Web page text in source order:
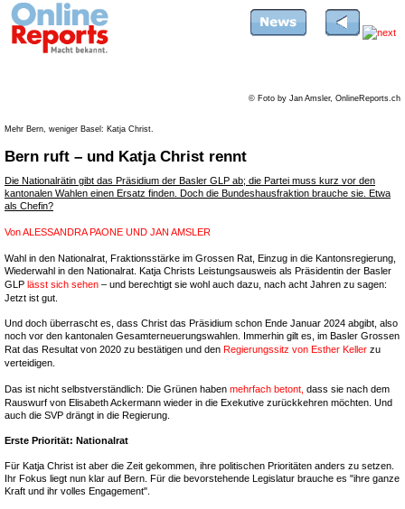
© Foto by Jan Amsler, OnlineReports.ch
Mehr Bern, weniger Basel: Katja Christ.
Bern ruft – und Katja Christ rennt
Die Nationalrätin gibt das Präsidium der Basler GLP ab; die Partei muss kurz vor den
kantonalen Wahlen einen Ersatz finden. Doch die Bundeshausfraktion brauche sie. Etwa
als Chefin?
VonALESSANDRA PAONE UND JAN AMSLER
Wahl in den Nationalrat, Fraktionsstärke im Grossen Rat, Einzug in die Kantonsregierung,
Wiederwahl in den Nationalrat. Katja Christs Leistungsausweis als Präsidentin der Basler
GLP lässt sich sehen – und berechtigt sie wohl auch dazu, nach acht Jahren zu sagen:
Jetzt ist gut.
Und doch überrascht es, dass Christ das Präsidium schon Ende Januar 2024 abgibt, also
noch vor den kantonalen Gesamterneuerungswahlen. Immerhin gilt es, im Basler Grossen
Rat das Resultat von 2020 zu bestätigen und den Regierungssitz von Esther Keller zu
verteidigen.
Das ist nicht selbstverständlich: Die Grünen haben mehrfach betont, dass sie nach dem
Rauswurf von Elisabeth Ackermann wieder in die Exekutive zurückkehren möchten. Und
auch die SVP drängt in die Regierung.
Erste Priorität: Nationalrat
Für Katja Christ ist aber die Zeit gekommen, ihre politischen Prioritäten anders zu setzen.
Ihr Fokus liegt nun klar auf Bern. Für die bevorstehende Legislatur brauche es "ihre ganze
Kraft und ihr volles Engagement".